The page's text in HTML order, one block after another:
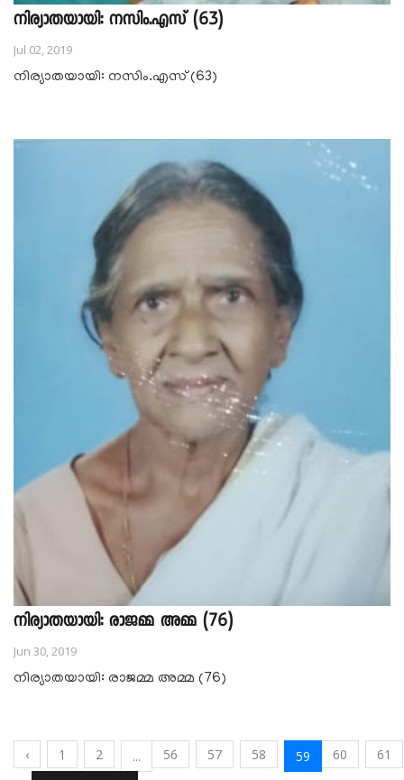
നിര്യാതയായി: നസിം.എസ് (63)
Jul 02, 2019
നിര്യാതയായി: നസിം.എസ് (63)
നിര്യാതയായി: രാജമ്മ അമ്മ (76)
Jun 30, 2019
നിര്യാതയായി: രാജമ്മ അമ്മ (76)
‹ 1 2 ... 56 57 58 59 60 61